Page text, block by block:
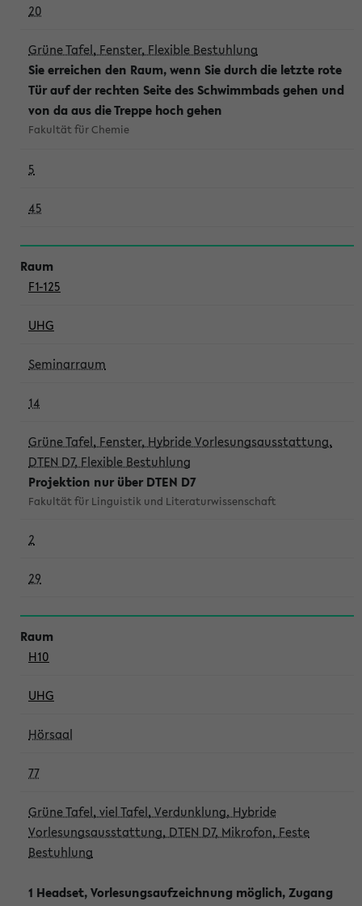
20
Grüne Tafel, Fenster, Flexible Bestuhlung
Sie erreichen den Raum, wenn Sie durch die letzte rote
Tür auf der rechten Seite des Schwimmbads gehen und
von da aus die Treppe hoch gehen
Fakultät für Chemie
5
45
F1-125
UHG
Seminarraum
14
Grüne Tafel, Fenster, Hybride Vorlesungsausstattung,
DTEN D7, Flexible Bestuhlung
Projektion nur über DTEN D7
Fakultät für Linguistik und Literaturwissenschaft
2
29
H10
UHG
Hörsaal
77
Grüne Tafel, viel Tafel, Verdunklung, Hybride
Vorlesungsausstattung, DTEN D7, Mikrofon, Feste
Bestuhlung
1 Headset, Vorlesungsaufzeichnung möglich, Zugang